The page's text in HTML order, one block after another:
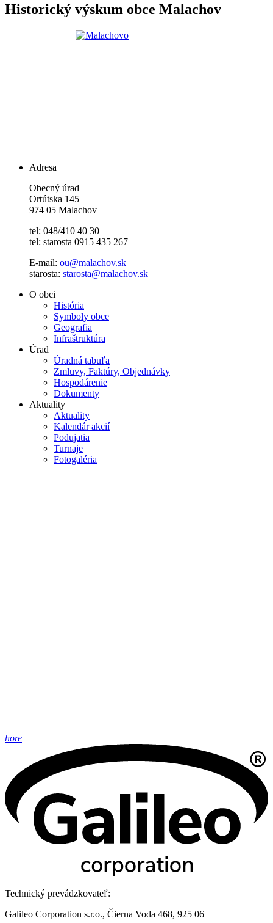
Historický výskum obce Malachov
Adresa
Obecný úrad
Ortútska 145
974 05 Malachov
tel: 048/410 40 30
tel: starosta 0915 435 267
E-mail: ou@malachov.sk
starosta: starosta@malachov.sk
O obci
História
Symboly obce
Geografia
Infraštruktúra
Úrad
Úradná tabuľa
Zmluvy, Faktúry, Objednávky
Hospodárenie
Dokumenty
Aktuality
Aktuality
Kalendár akcií
Podujatia
Turnaje
Fotogaléria
hore
Technický prevádzkovateľ:
Galileo Corporation s.r.o., Čierna Voda 468, 925 06